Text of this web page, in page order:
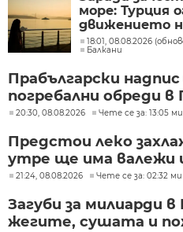
море: Турция
движението
кораби
18:01, 08.08.2026
Балкани
Прабългарски
погребални обреди в
20:30, 08.08.2026 Чете се за: 13:05
Предстои леко
утре ще има валежи
21:24, 08.08.2026 Чете се за: 02:32
Загуби за милиарди в
жегите, сушата и